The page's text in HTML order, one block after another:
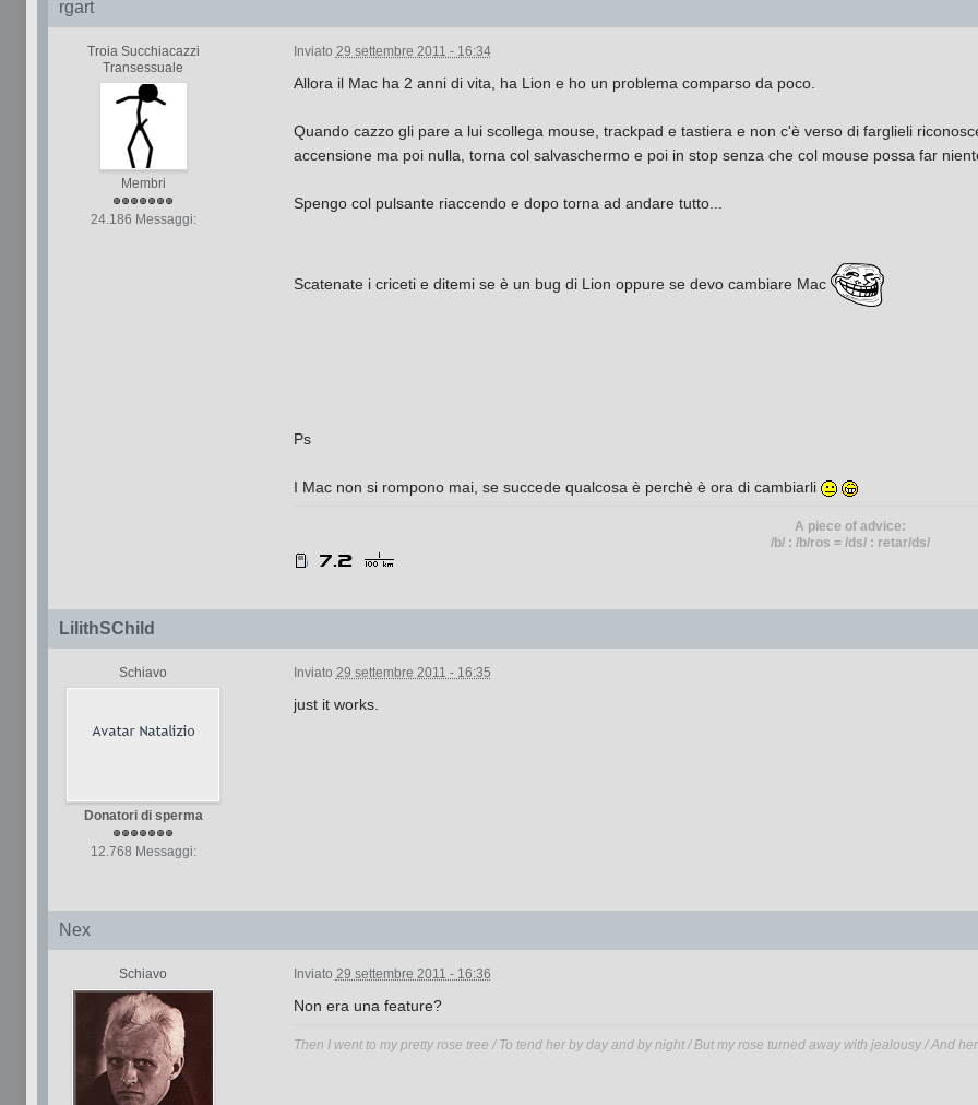
rgart
Troia Succhiacazzi
Transessuale
Membri
24.186 Messaggi:
Inviato 29 settembre 2011 - 16:34
Allora il Mac ha 2 anni di vita, ha Lion e ho un problema comparso da poco.
Quando cazzo gli pare a lui scollega mouse, trackpad e tastiera e non c'è verso di farglieli
accensione ma poi nulla, torna col salvaschermo e poi in stop senza che col mouse possa far
Spengo col pulsante riaccendo e dopo torna ad andare tutto...
Scatenate i criceti e ditemi se è un bug di Lion oppure se devo cambiare Mac
Ps
I Mac non si rompono mai, se succede qualcosa è perchè è ora di cambiarli
A piece of advice:
/b/ : /b/ros = /ds/ : retar/ds/
LilithSChild
Schiavo
Donatori di sperma
12.768 Messaggi:
Inviato 29 settembre 2011 - 16:35
just it works.
Nex
Schiavo Inviato 29 settembre 2011 - 16:36
Non era una feature?
Then I went to my pretty rose tree / To tend her by day and by night / But my rose turned away with jealousy / And